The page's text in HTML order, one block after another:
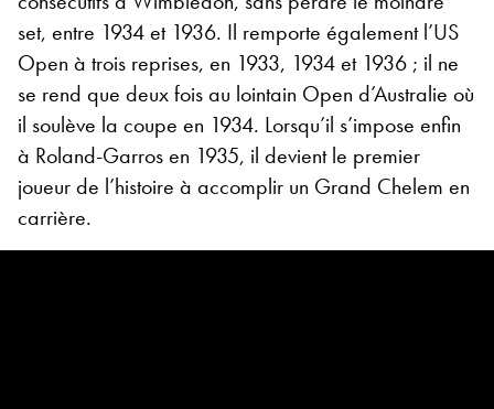
set, entre 1934 et 1936. Il remporte également l’US
Open à trois reprises, en 1933, 1934 et 1936 ; il ne
se rend que deux fois au lointain Open d’Australie où
il soulève la coupe en 1934. Lorsqu’il s’impose enfin
à Roland-Garros en 1935, il devient le premier
joueur de l’histoire à accomplir un Grand Chelem en
carrière.